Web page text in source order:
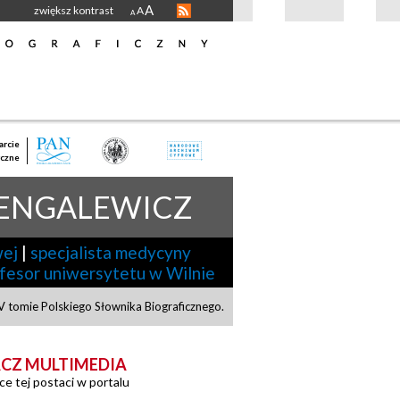
zwiększ kontrast A AA
| specjalista medycyny
uniwersytetu w Wilnie
Polskiego Słownika Biograficznego.
MULTIMEDIA
tej postaci w portalu